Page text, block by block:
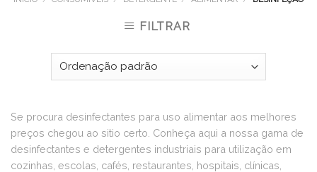
FILTRAR
Se procura desinfectantes para uso alimentar aos melhores
preços chegou ao sitio certo. Conheça aqui a nossa gama de
desinfectantes e detergentes industriais para utilização em
cozinhas, escolas, cafés, restaurantes, hospitais, clínicas,